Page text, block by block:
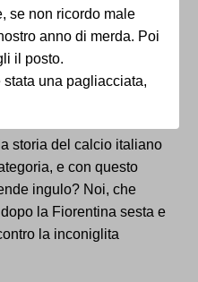
se non ricordo male
anno di merda. Poi
il posto.
una pagliacciata,
storia del calcio italiano
e con questo
ingulo? Noi, che
la Fiorentina sesta e
la inconiglita